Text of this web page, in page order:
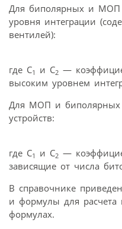
Для биполярных и МОП
уровня интеграции
вентилей):
где С1 и С2 —
высоким уровнем
Для МОП и
устройств:
где С1 и С2 —
зависящие от числа
В справочнике
и формулы для расчета
формулах.